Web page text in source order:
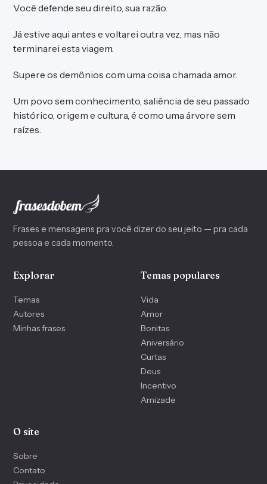
Você defende seu direito, sua razão.
Já estive aqui antes e voltarei outra vez, mas não
terminarei esta viagem.
Supere os demônios com uma coisa chamada amor.
Um povo sem conhecimento, saliência de seu passado
histórico, origem e cultura, é como uma árvore sem
raízes.
Frases e mensagens pra você dizer do seu jeito — pra cada
pessoa e cada momento.
Explorar
Temas
Autores
Minhas frases
Temas populares
Vida
Amor
Bonitas
Aniversário
Curtas
Deus
Incentivo
Amizade
O site
Sobre
Contato